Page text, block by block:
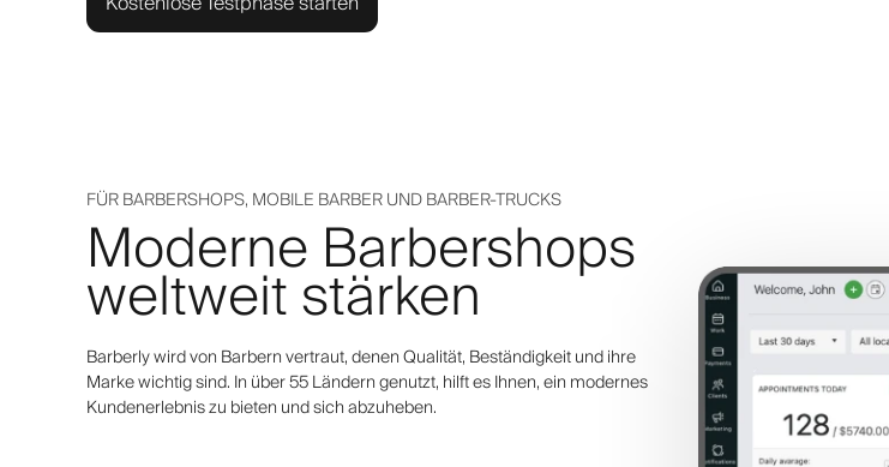
FÜR BARBERSHOPS, MOBILE BARBER UND BARBER-TRUCKS
Moderne Barbershops
weltweit stärken
Barberly wird von Barbern vertraut, denen Qualität, Beständigkeit und ihre
Marke wichtig sind. In über 55 Ländern genutzt, hilft es Ihnen, ein modernes
Kundenerlebnis zu bieten und sich abzuheben.